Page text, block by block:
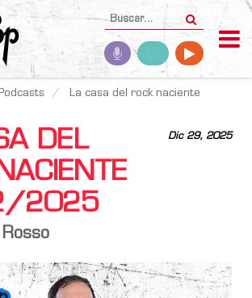
Podcasts La casa del rock naciente
Dic 29, 2025
DEL
2025